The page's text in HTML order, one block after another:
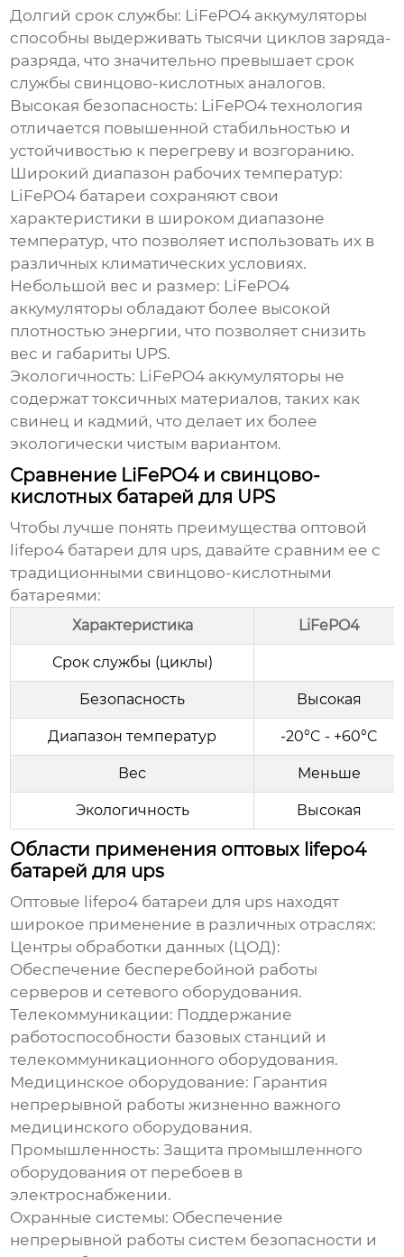
Долгий срок службы: LiFePO4 аккумуляторы
способны выдерживать тысячи циклов заряда-
разряда, что значительно превышает срок
службы свинцово-кислотных аналогов.
Высокая безопасность: LiFePO4 технология
отличается повышенной стабильностью и
устойчивостью к перегреву и возгоранию.
Широкий диапазон рабочих температур:
LiFePO4 батареи сохраняют свои
характеристики в широком диапазоне
температур, что позволяет использовать их в
различных климатических условиях.
Небольшой вес и размер: LiFePO4
аккумуляторы обладают более высокой
плотностью энергии, что позволяет снизить
вес и габариты UPS.
Экологичность: LiFePO4 аккумуляторы не
содержат токсичных материалов, таких как
свинец и кадмий, что делает их более
экологически чистым вариантом.
Сравнение LiFePO4 и свинцово-
кислотных батарей для UPS
Чтобы лучше понять преимущества оптовой
lifepo4 батареи для ups, давайте сравним ее с
традиционными свинцово-кислотными
батареями:
Характеристика LiFePO4
Срок службы (циклы)
Безопасность Высокая
Диапазон температур -20°C - +60°C
Вес Меньше
Экологичность Высокая
Области применения оптовых lifepo4
батарей для ups
Оптовые lifepo4 батареи для ups находят
широкое применение в различных отраслях:
Центры обработки данных (ЦОД):
Обеспечение бесперебойной работы
серверов и сетевого оборудования.
Телекоммуникации: Поддержание
работоспособности базовых станций и
телекоммуникационного оборудования.
Медицинское оборудование: Гарантия
непрерывной работы жизненно важного
медицинского оборудования.
Промышленность: Защита промышленного
оборудования от перебоев в
электроснабжении.
Охранные системы: Обеспечение
непрерывной работы систем безопасности и